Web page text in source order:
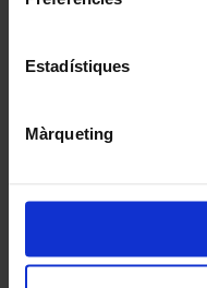
Estadístiques
Màrqueting